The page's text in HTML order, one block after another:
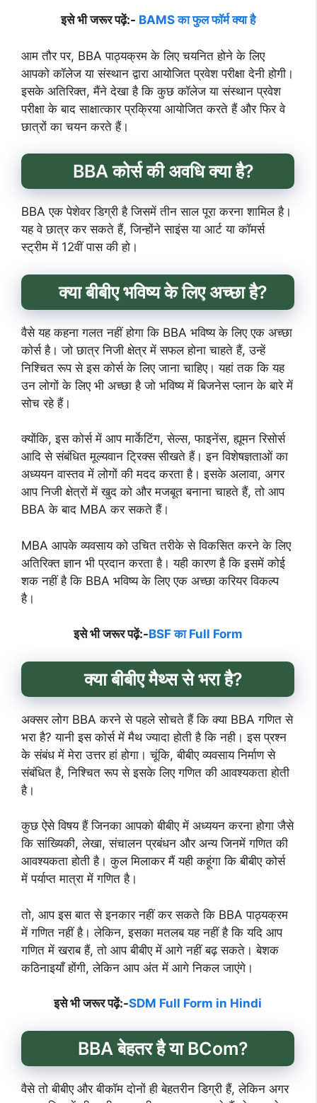
इसे भी जरूर पढ़ें:- BAMS का फुल फॉर्म क्या है
आम तौर पर, BBA पाठ्यक्रम के लिए चयनित होने के लिए
आपको कॉलेज या संस्थान द्वारा आयोजित प्रवेश परीक्षा देनी होगी।
इसके अतिरिक्त, मैंने देखा है कि कुछ कॉलेज या संस्थान प्रवेश
परीक्षा के बाद साक्षात्कार प्रक्रिया आयोजित करते हैं और फिर वे
छात्रों का चयन करते हैं।
BBA कोर्स की अवधि क्या है?
BBA एक पेशेवर डिग्री है जिसमें तीन साल पूरा करना शामिल है।
यह वे छात्र कर सकते हैं, जिन्होंने साइंस या आर्ट या कॉमर्स
स्ट्रीम में 12वीं पास की हो।
क्या बीबीए भविष्य के लिए अच्छा है?
वैसे यह कहना गलत नहीं होगा कि BBA भविष्य के लिए एक अच्छा
कोर्स है। जो छात्र निजी क्षेत्र में सफल होना चाहते हैं, उन्हें
निश्चित रूप से इस कोर्स के लिए जाना चाहिए। यहां तक ​​कि यह
उन लोगों के लिए भी अच्छा है जो भविष्य में बिजनेस प्लान के बारे में
सोच रहे हैं।
क्योंकि, इस कोर्स में आप मार्केटिंग, सेल्स, फाइनेंस, ह्यूमन रिसोर्स
आदि से संबंधित मूल्यवान ट्रिक्स सीखते हैं। इन विशेषज्ञताओं का
अध्ययन वास्तव में लोगों की मदद करता है। इसके अलावा, अगर
आप निजी क्षेत्रों में खुद को और मजबूत बनाना चाहते हैं, तो आप
BBA के बाद MBA कर सकते हैं।
MBA आपके व्यवसाय को उचित तरीके से विकसित करने के लिए
अतिरिक्त ज्ञान भी प्रदान करता है। यही कारण है कि इसमें कोई
शक नहीं है कि BBA भविष्य के लिए एक अच्छा करियर विकल्प
है।
इसे भी जरूर पढ़ें:-BSF का Full Form
क्या बीबीए मैथ्स से भरा है?
अक्सर लोग BBA करने से पहले सोचते हैं कि क्या BBA गणित से
भरा है? यानी इस कोर्स में मैथ ज्यादा होती है कि नही। इस प्रश्न
के संबंध में मेरा उत्तर हां होगा। चूंकि, बीबीए व्यवसाय निर्माण से
संबंधित है, निश्चित रूप से इसके लिए गणित की आवश्यकता होती
है।
कुछ ऐसे विषय हैं जिनका आपको बीबीए में अध्ययन करना होगा जैसे
कि सांख्यिकी, लेखा, संचालन प्रबंधन और अन्य जिनमें गणित की
आवश्यकता होती है। कुल मिलाकर मैं यही कहूंगा कि बीबीए कोर्स
में पर्याप्त मात्रा में गणित है।
तो, आप इस बात से इनकार नहीं कर सकते कि BBA पाठ्यक्रम
में गणित नहीं है। लेकिन, इसका मतलब यह नहीं है कि यदि आप
गणित में खराब हैं, तो आप बीबीए में आगे नहीं बढ़ सकते। बेशक
कठिनाइयाँ होंगी, लेकिन आप अंत में आगे निकल जाएंगे।
इसे भी जरूर पढ़ें:-SDM Full Form in Hindi
BBA बेहतर है या BCom?
वैसे तो बीबीए और बीकॉम दोनों ही बेहतरीन डिग्री हैं, लेकिन अगर